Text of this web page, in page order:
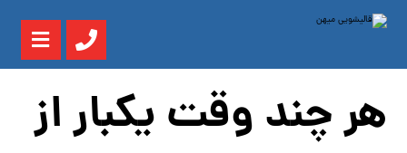
هر چند وقت یکبار از